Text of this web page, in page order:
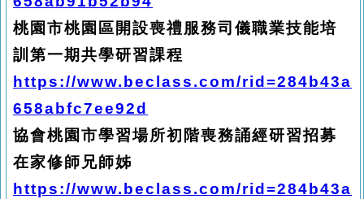
桃園市桃園區開設喪禮服務司儀職業技能培
訓第一期共學研習課程
https://www.beclass.com/rid=284b43a
658abfc7ee92d
協會桃園市學習場所初階喪務誦經研習招募
在家修師兄師姊
https://www.beclass.com/rid=284b43a